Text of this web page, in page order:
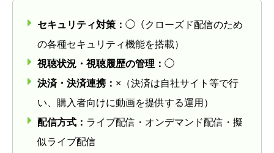
セキュリティ対策： ◯（クローズド配信のため
の各種セキュリティ機能を搭載）
視聴状況・視聴履歴の管理： ◯
決済・決済連携： ×（決済は自社サイト等で行
い、購入者向けに動画を提供する運用）
配信方式： ライブ配信・オンデマンド配信・擬
似ライブ配信